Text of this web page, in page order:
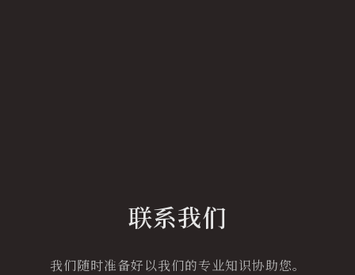
联系我们
我们随时准备好以我们的专业知识协助您。